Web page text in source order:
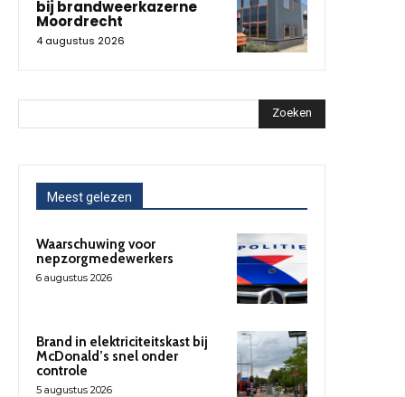
bij brandweerkazerne
Moordrecht
4 augustus 2026
Zoeken
Meest gelezen
Waarschuwing voor
nepzorgmedewerkers
6 augustus 2026
Brand in elektriciteitskast bij
McDonald’s snel onder
controle
5 augustus 2026